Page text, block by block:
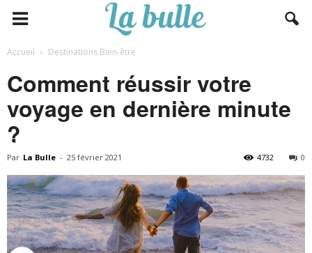
Accueil Destinations Bien-être
Comment réussir votre
voyage en dernière minute
?
Par La Bulle - 25 février 2021 0
4732